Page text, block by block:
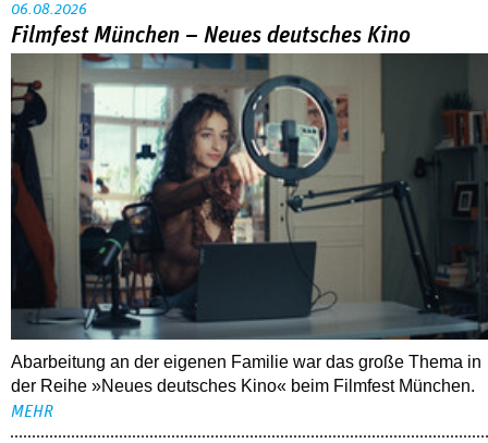
06.08.2026
Filmfest München – Neues deutsches Kino
Abarbeitung an der eigenen Familie war das große Thema in
der Reihe »Neues deutsches Kino« beim Filmfest München.
MEHR